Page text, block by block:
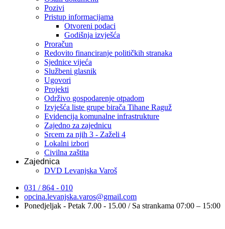
Pozivi
Pristup informacijama
Otvoreni podaci
Godišnja izvješća
Proračun
Redovito financiranje političkih stranaka
Sjednice vijeća
Službeni glasnik
Ugovori
Projekti
Održivo gospodarenje otpadom
Izvješća liste grupe birača Tihane Raguž
Evidencija komunalne infrastrukture
Zajedno za zajednicu
Srcem za njih 3 - Zaželi 4
Lokalni izbori
Civilna zaštita
Zajednica
DVD Levanjska Varoš
031 / 864 - 010
opcina.levanjska.varos@gmail.com
Ponedjeljak - Petak 7.00 - 15.00 / Sa strankama 07:00 – 15:00